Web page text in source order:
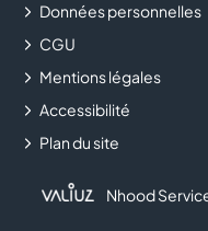
Données personnelles
CGU
Mentions légales
Accessibilité
Plan du site
Nhood